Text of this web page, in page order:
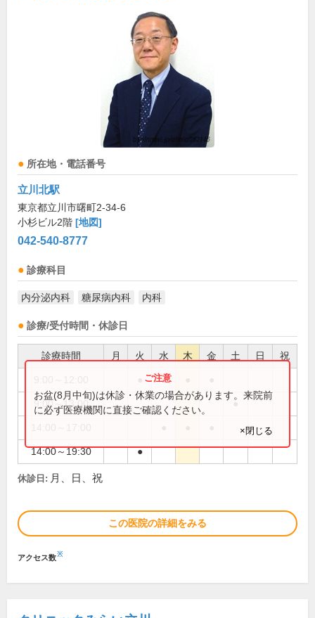
所在地・電話番号
立川北駅
東京都立川市曙町2-34-6
小杉ビル2階 [地図]
042-540-8777
診療科目
内分泌内科 糖尿病内科 内科
診療/受付時間・休診日
診療時間 月 火 水 木 金 土 日 祝
●
9:00～13:00 ●
14:00～19:30 ●
お盆(8月中旬)は休診・休業の場合があります。来院前
に必ず医療機関に直接ご確認ください。
×閉じる
休診日: 月、日、祝
この医院の詳細をみる
アクセス数※